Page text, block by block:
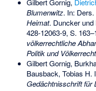
Gilbert Gornig,
Blumenwitz. In:
Heimat. Duncker und
428-12063-9, S.
völkerrechtliche
Politik und Völkerrecht
Gilbert Gornig,
Bausback, Tobias H.
Gedächtnisschrift für